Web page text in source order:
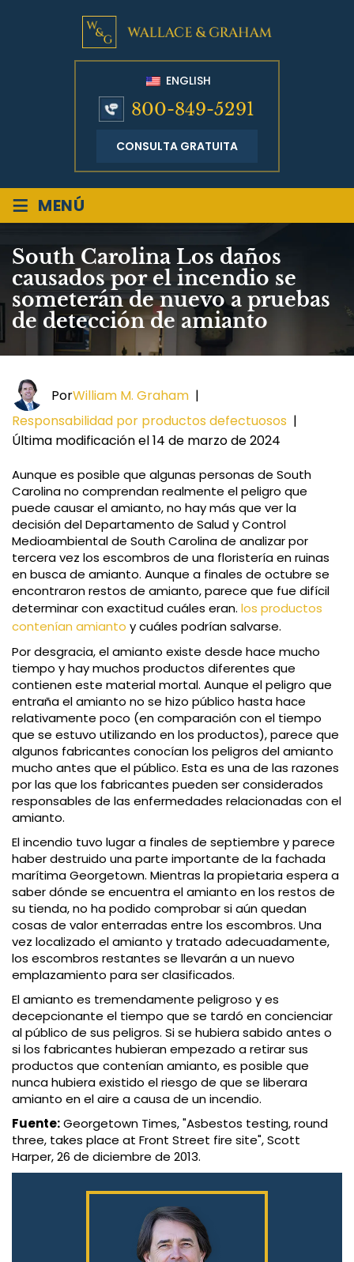
ENGLISH
800-849-5291
CONSULTA GRATUITA
≡ MENÚ
South Carolina Los daños
causados por el incendio se
someterán de nuevo a pruebas
de detección de amianto
PorWilliam M. Graham |
Responsabilidad por productos defectuosos |
Última modificación el 14 de marzo de 2024
Aunque es posible que algunas personas de South
Carolina no comprendan realmente el peligro que
puede causar el amianto, no hay más que ver la
decisión del Departamento de Salud y Control
Medioambiental de South Carolina de analizar por
tercera vez los escombros de una floristería en ruinas
en busca de amianto. Aunque a finales de octubre se
encontraron restos de amianto, parece que fue difícil
determinar con exactitud cuáles eran. los productos
contenían amianto y cuáles podrían salvarse.
Por desgracia, el amianto existe desde hace mucho
tiempo y hay muchos productos diferentes que
contienen este material mortal. Aunque el peligro que
entraña el amianto no se hizo público hasta hace
relativamente poco (en comparación con el tiempo
que se estuvo utilizando en los productos), parece que
algunos fabricantes conocían los peligros del amianto
mucho antes que el público. Esta es una de las razones
por las que los fabricantes pueden ser considerados
responsables de las enfermedades relacionadas con el
amianto.
El incendio tuvo lugar a finales de septiembre y parece
haber destruido una parte importante de la fachada
marítima Georgetown. Mientras la propietaria espera a
saber dónde se encuentra el amianto en los restos de
su tienda, no ha podido comprobar si aún quedan
cosas de valor enterradas entre los escombros. Una
vez localizado el amianto y tratado adecuadamente,
los escombros restantes se llevarán a un nuevo
emplazamiento para ser clasificados.
El amianto es tremendamente peligroso y es
decepcionante el tiempo que se tardó en concienciar
al público de sus peligros. Si se hubiera sabido antes o
si los fabricantes hubieran empezado a retirar sus
productos que contenían amianto, es posible que
nunca hubiera existido el riesgo de que se liberara
amianto en el aire a causa de un incendio.
Fuente:Georgetown Times, "Asbestos testing, round
three, takes place at Front Street fire site", Scott
Harper, 26 de diciembre de 2013.